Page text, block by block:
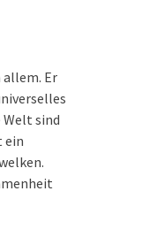
Er
sind
ein